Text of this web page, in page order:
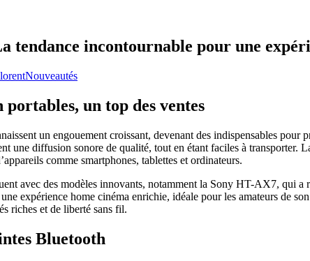
tendance incontournable pour une
Nouveautés
un top des ventes
un engouement croissant, devenant des indispensables
une diffusion sonore de qualité, tout en étant faciles à
comme smartphones, tablettes et ordinateurs.
avec des modèles innovants, notamment la Sony HT-AX7, qui
expérience home cinéma enrichie, idéale pour les amateurs de
riches et de liberté sans fil.
Bluetooth